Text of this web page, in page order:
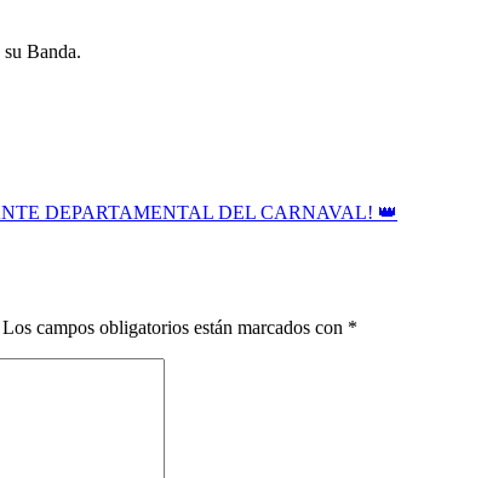
Banda.
DEPARTAMENTAL DEL CARNAVAL! 👑
Los campos obligatorios están marcados con *